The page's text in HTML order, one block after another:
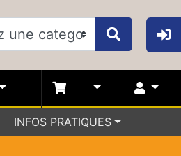
INFOS PRATIQUES